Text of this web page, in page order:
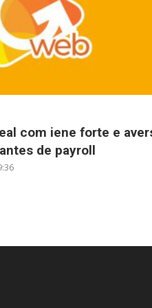
com iene forte e
de payroll